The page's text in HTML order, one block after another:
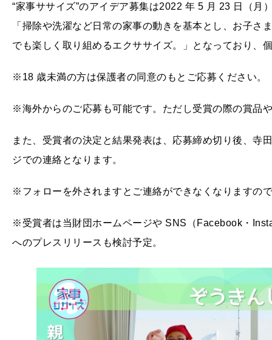
“家事ササイズ”のアイデア募集は2022 年 5 月 23 日（
「掃除や洗濯など日常の家事の動きを基本とし、お子
でも楽しく取り組めるエクササイズ。」となっており、
※18 歳未満の方は保護者の同意のもとご応募ください。
※海外からのご応募も可能です。ただし受賞の際の賞品
また、受賞者の決定と結果発表は、応募締め切り後、寺
ジでの連絡となります。
※フォローを外されますとご連絡ができなくなりますの
※受賞者は当財団ホームページや SNS（Facebook・
へのプレスリリースも検討予定。